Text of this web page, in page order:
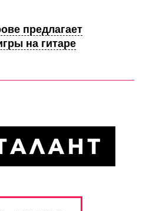
предлагает
на гитаре